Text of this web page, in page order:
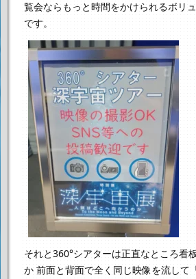
覧会ならもっと時間をかけられるボリ
です。
それと360°シアターは正直なところ看
か 前面と背面で全く同じ映像を流して